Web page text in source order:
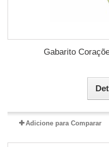
Gabarito
Adicione para Comparar